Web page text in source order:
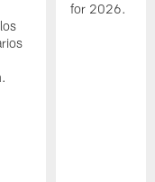
for 2026.